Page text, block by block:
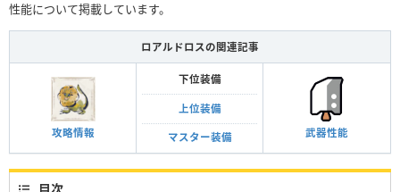
性能について掲載しています。
ロアルドロスの関連記事
攻略情報
下位装備
上位装備
マスター装備 武器性能